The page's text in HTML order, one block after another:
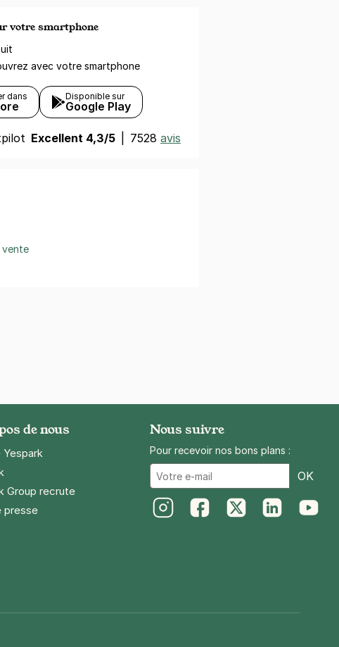
votre smartphone
avec votre smartphone
dans Disponible sur
Google Play
Excellent 4,3/5 7528 avis
vente
de nous
Yespark
Group recrute
presse
Nous suivre
Pour recevoir nos bons plans :
OK